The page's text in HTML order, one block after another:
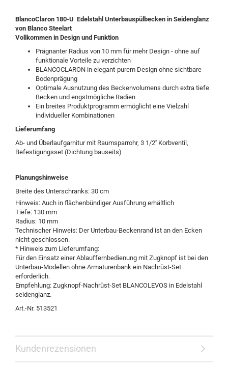
BlancoClaron 180-U Edelstahl Unterbauspülbecken in Seidenglanz
von Blanco Steelart
Vollkommen in Design und Funktion
Prägnanter Radius von 10 mm für mehr Design - ohne auf
funktionale Vorteile zu verzichten
BLANCOCLARON in elegant-purem Design ohne sichtbare
Bodenprägung
Optimale Ausnutzung des Beckenvolumens durch extra tiefe
Becken und engstmögliche Radien
Ein breites Produktprogramm ermöglicht eine Vielzahl
individueller Kombinationen
Lieferumfang
Ab- und Überlaufgarnitur mit Raumsparrohr, 3 1/2'' Korbventil,
Befestigungsset (Dichtung bauseits)
Planungshinweise
Breite des Unterschranks: 30 cm
Hinweis: Auch in flächenbündiger Ausführung erhältlich
Tiefe: 130 mm
Radius: 10 mm
Technischer Hinweis: Der Unterbau-Beckenrand ist an den Ecken
nicht geschlossen.
* Hinweis zum Lieferumfang:
Für den Einsatz einer Ablauffernbedienung mit Zugknopf ist bei den
Unterbau-Modellen ohne Armaturenbank ein Nachrüst-Set
erforderlich.
Empfehlung: Zugknopf-Nachrüst-Set BLANCOLEVOS in Edelstahl
seidenglanz.
Art.-Nr. 513521
Kundenrezensionen